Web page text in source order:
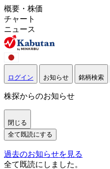
概要・株価
チャート
ニュース
ログイン お知らせ 銘柄検索
株探からのお知らせ
閉じる
全て既読にする
過去のお知らせを見る
全て既読にしました。